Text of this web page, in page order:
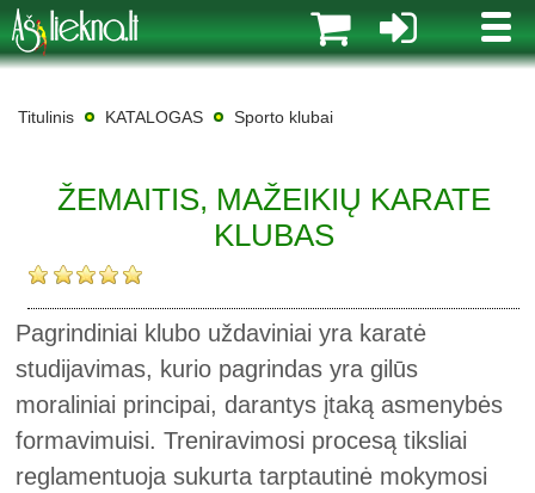
MENIU
Titulinis KATALOGAS Sporto klubai
ŽEMAITIS, MAŽEIKIŲ KARATE
KLUBAS
Pagrindiniai klubo uždaviniai yra karatė
studijavimas, kurio pagrindas yra gilūs
moraliniai principai, darantys įtaką asmenybės
formavimuisi. Treniravimosi procesą tiksliai
reglamentuoja sukurta tarptautinė mokymosi